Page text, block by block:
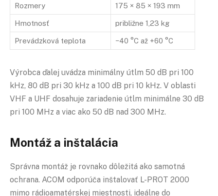
Rozmery 175 × 85 × 193 mm
Hmotnosť približne 1,23 kg
Prevádzková teplota −40 °C až +60 °C
Výrobca ďalej uvádza minimálny útlm 50 dB pri 100
kHz, 80 dB pri 30 kHz a 100 dB pri 10 kHz. V oblasti
VHF a UHF dosahuje zariadenie útlm minimálne 30 dB
pri 100 MHz a viac ako 50 dB nad 300 MHz.
Montáž a inštalácia
Správna montáž je rovnako dôležitá ako samotná
ochrana. ACOM odporúča inštalovať L-PROT 2000
mimo rádioamatérskej miestnosti, ideálne do